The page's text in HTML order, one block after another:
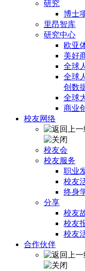
研究
博士
里昂智库
研究中心
欧亚
美好
全球
全球
创数
全球
商业
校友网络
校友会
校友服务
职业
校友
终身
分享
校友
校友
校友
合作伙伴